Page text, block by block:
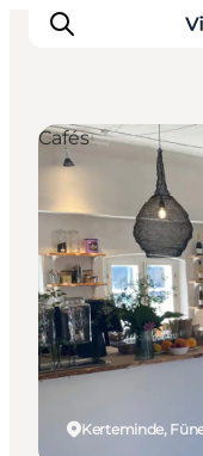
Inspiration
Regionen
Erlebnisse
Unterkünfte
Kerteminde,
Cafés